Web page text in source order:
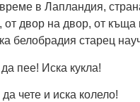
в Лапландия,
от двор на двор, от
белобрадия старец
пее! Иска кукла!
чете и иска колело!